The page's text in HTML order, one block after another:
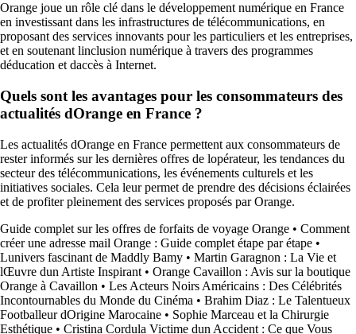
Orange joue un rôle clé dans le développement numérique en France
en investissant dans les infrastructures de télécommunications, en
proposant des services innovants pour les particuliers et les entreprises,
et en soutenant linclusion numérique à travers des programmes
déducation et daccès à Internet.
Quels sont les avantages pour les consommateurs des
actualités dOrange en France ?
Les actualités dOrange en France permettent aux consommateurs de
rester informés sur les dernières offres de lopérateur, les tendances du
secteur des télécommunications, les événements culturels et les
initiatives sociales. Cela leur permet de prendre des décisions éclairées
et de profiter pleinement des services proposés par Orange.
Guide complet sur les offres de forfaits de voyage Orange • Comment
créer une adresse mail Orange : Guide complet étape par étape •
Lunivers fascinant de Maddly Bamy • Martin Garagnon : La Vie et
lŒuvre dun Artiste Inspirant • Orange Cavaillon : Avis sur la boutique
Orange à Cavaillon • Les Acteurs Noirs Américains : Des Célébrités
Incontournables du Monde du Cinéma • Brahim Diaz : Le Talentueux
Footballeur dOrigine Marocaine • Sophie Marceau et la Chirurgie
Esthétique • Cristina Cordula Victime dun Accident : Ce que Vous